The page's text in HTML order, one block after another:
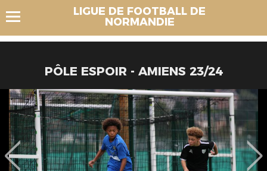
LIGUE DE FOOTBALL DE
NORMANDIE
PÔLE ESPOIR - AMIENS 23/24